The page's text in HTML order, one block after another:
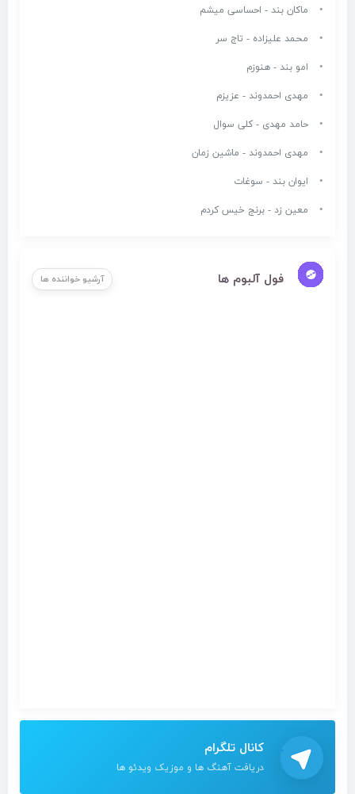
ماکان بند - احساسی میشم
محمد علیزاده - تاج سر
امو بند - هنوزم
مهدی احمدوند - عزیزم
حامد مهدی - کلی سوال
مهدی احمدوند - ماشین زمان
ایوان بند - سوغات
معین زد - برنج خیس کردم
فول آلبوم ها آرشیو خواننده ها
کانال تلگرام
دریافت آهنگ ها و موزیک ویدئو ها